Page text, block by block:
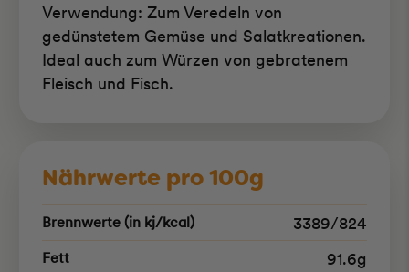
Verwendung: Zum Veredeln von
gedünstetem Gemüse und Salatkreationen.
Ideal auch zum Würzen von gebratenem
Fleisch und Fisch.
Nährwerte pro 100g
Brennwerte (in kj/kcal) 3389/824
Fett 91.6g